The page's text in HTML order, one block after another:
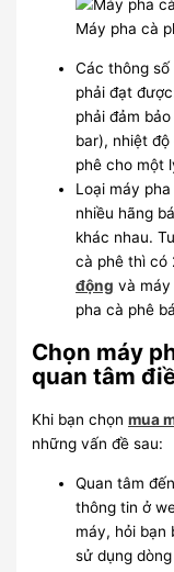
Máy pha cà
Các thông
phải đạt
phải đảm
bar), nhiệt độ
phê cho một
Loại máy
nhiều hãng
khác nhau.
cà phê thì có
động và máy
pha cà phê
Chọn máy
quan tâm
Khi bạn chọnmua
những vấn đề sau:
Quan tâm
thông tin ở
máy, hỏi bạn
sử dụng